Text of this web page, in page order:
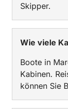
Skipper.
Wie viele
Boote in
Kabinen.
können Sie